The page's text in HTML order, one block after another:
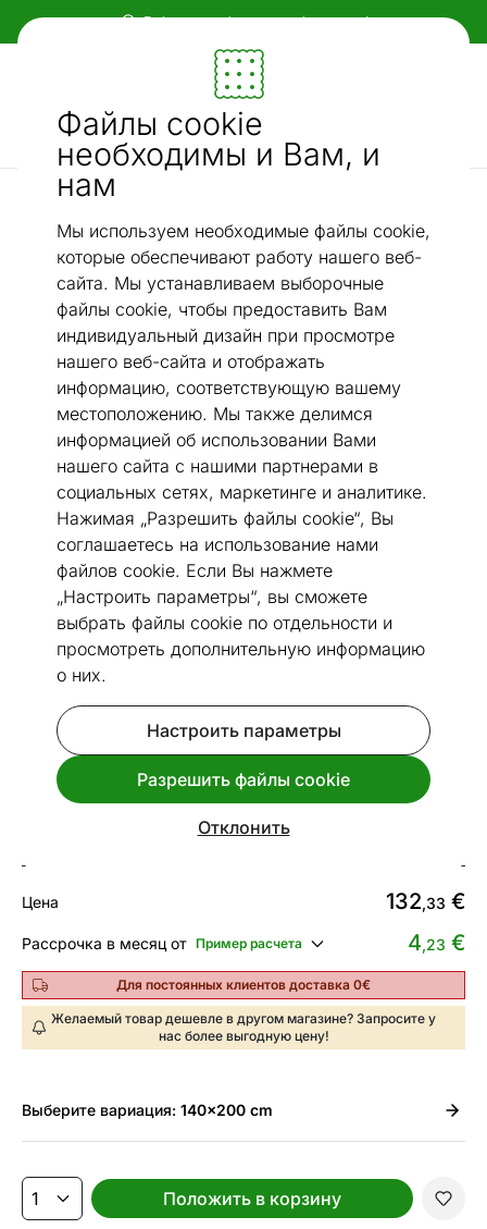
Файлы cookie
необходимы и Вам, и
нам
Мы используем необходимые файлы cookie,
которые обеспечивают работу нашего веб-
сайта. Мы устанавливаем выборочные
файлы cookie, чтобы предоставить Вам
индивидуальный дизайн при просмотре
нашего веб-сайта и отображать
информацию, соответствующую вашему
местоположению. Мы также делимся
информацией об использовании Вами
нашего сайта с нашими партнерами в
социальных сетях, маркетинге и аналитике.
Нажимая „Разрешить файлы cookie“, Вы
соглашаетесь на использование нами
файлов cookie. Если Вы нажмете
„Настроить параметры“, вы сможете
выбрать файлы cookie по отдельности и
просмотреть дополнительную информацию
о них.
Настроить параметры
Разрешить файлы cookie
Отклонить
Гибкие и удобные способы оплаты!
Мебель и убранство - ON24
Ищи...
Ковер Narma smartWeave® Kiva cream 140x200 см
Перейти к слайду 1
Перейти к слайду 2
Перейти к слайду 3
Перейти к слайду 4
Перейти к слайду 5
Перейти к слайду 6
Перейти к слайду 7
Перейти к слайду 8
Перейти к слайду 9
Перейти к
Посмотреть похожие
Сделано в Эстонии Быстрая доставка!
Ковер Narma smartWeave® Kiva
cream 140x200 см
Код 493973
Срок доставки между 13.08 - 20.08
Цена 132,33 €
Рассрочка в месяц от Пример расчета 4,23 €
Для постоянных клиентов доставка 0€
Желаемый товар дешевле в другом магазине? Запросите у
нас более выгодную цену!
Выберите вариация: 140x200 cm
Положить в корзину